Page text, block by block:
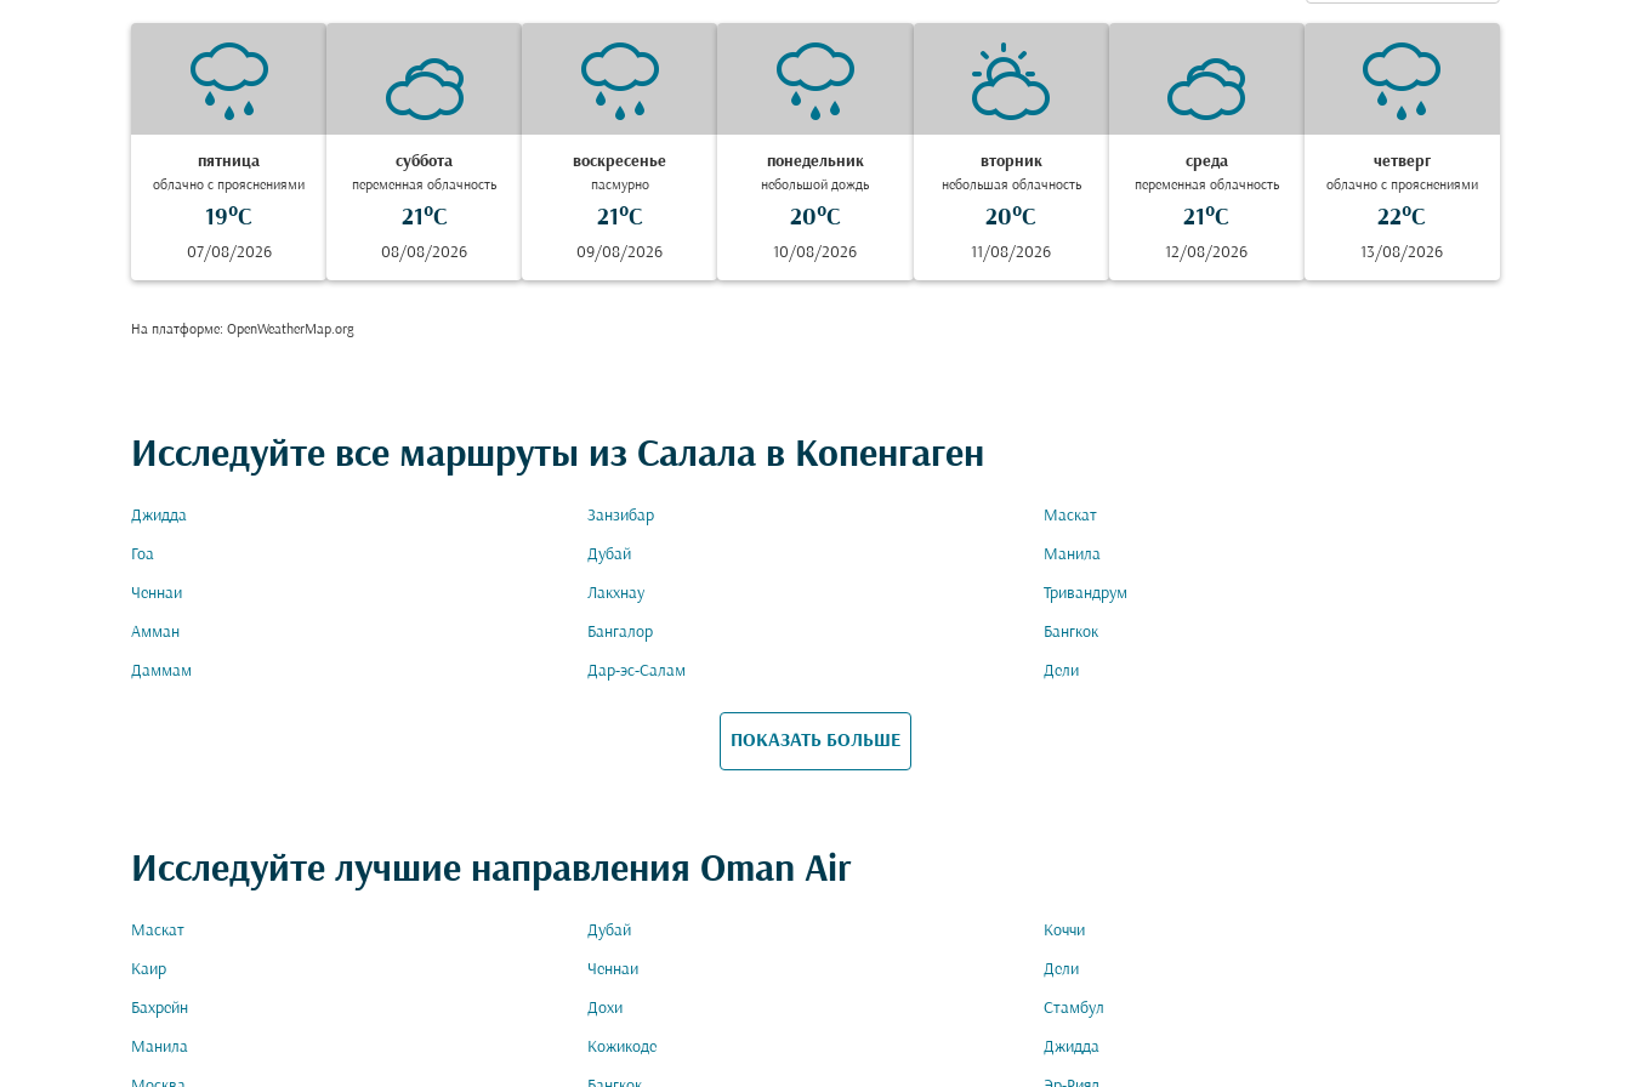
пятница
облачно с прояснениями
19°C
07/08/2026
суббота
переменная облачность
21°C
08/08/2026
воскресенье
пасмурно
21°C
09/08/2026
понедельник
небольшой дождь
20°C
10/08/2026
вторник
небольшая облачность
20°C
11/08/2026
среда
переменная облачность
21°C
12/08/2026
четверг
облачно с прояснениями
22°C
13/08/2026
На платформе: OpenWeatherMap.org
Исследуйте все маршруты из Салала в Копенгаген
Джидда Занзибар Маскат
Гоа Дубай Манила
Ченнаи Лакхнау Тривандрум
Амман Бангалор Бангкок
Даммам Дар-эс-Салам Дели
ПОКАЗАТЬ БОЛЬШЕ
Исследуйте лучшие направления Oman Air
Маскат Дубай Коччи
Каир Ченнаи Дели
Бахрейн Дохи Стамбул
Манила Кожикоде Джидда